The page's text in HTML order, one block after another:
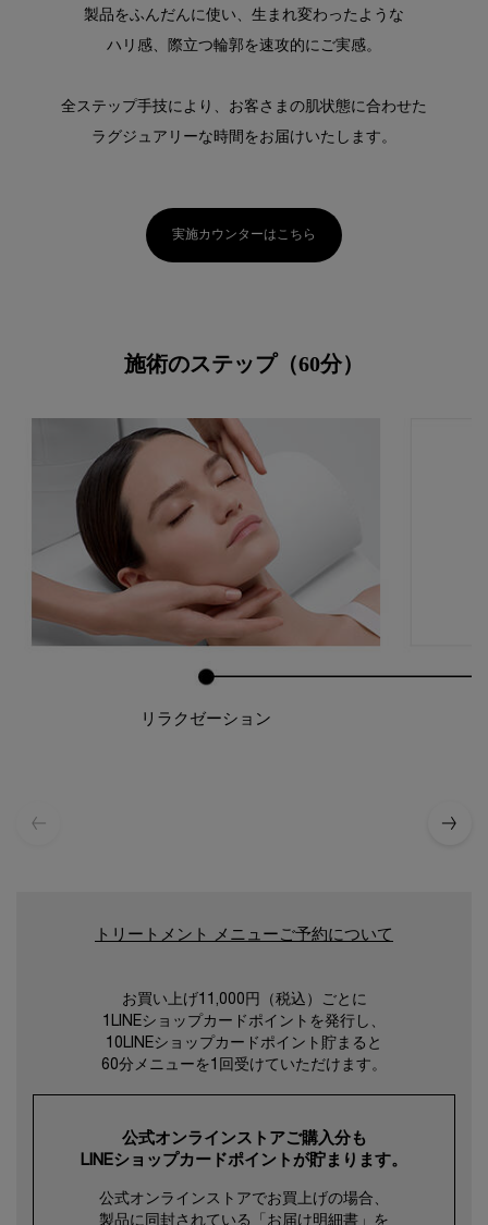
製品をふんだんに使い、生まれ変わったような
ハリ感、際立つ輪郭を速攻的にご実感。
全ステップ手技により、お客さまの肌状態に合わせた
ラグジュアリーな時間をお届けいたします。
実施カウンターはこちら
施術のステップ（60分）
リラクゼーション
トリートメント メニューご予約について
お買い上げ11,000円（税込）ごとに
1LINEショップカードポイントを発行し、
10LINEショップカードポイント貯まると
60分メニューを1回受けていただけます。
公式オンラインストアご購入分も
LINEショップカードポイントが貯まります。
公式オンラインストアでお買上げの場合、
製品に同封されている「お届け明細書」を